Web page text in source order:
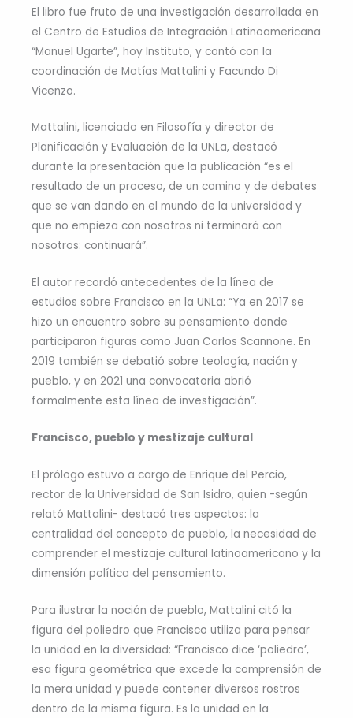
El libro fue fruto de una investigación desarrollada en
el Centro de Estudios de Integración Latinoamericana
“Manuel Ugarte”, hoy Instituto, y contó con la
coordinación de Matías Mattalini y Facundo Di
Vicenzo.
Mattalini, licenciado en Filosofía y director de
Planificación y Evaluación de la UNLa, destacó
durante la presentación que la publicación “es el
resultado de un proceso, de un camino y de debates
que se van dando en el mundo de la universidad y
que no empieza con nosotros ni terminará con
nosotros: continuará”.
El autor recordó antecedentes de la línea de
estudios sobre Francisco en la UNLa: “Ya en 2017 se
hizo un encuentro sobre su pensamiento donde
participaron figuras como Juan Carlos Scannone. En
2019 también se debatió sobre teología, nación y
pueblo, y en 2021 una convocatoria abrió
formalmente esta línea de investigación”.
Francisco, pueblo y mestizaje cultural
El prólogo estuvo a cargo de Enrique del Percio,
rector de la Universidad de San Isidro, quien -según
relató Mattalini- destacó tres aspectos: la
centralidad del concepto de pueblo, la necesidad de
comprender el mestizaje cultural latinoamericano y la
dimensión política del pensamiento.
Para ilustrar la noción de pueblo, Mattalini citó la
figura del poliedro que Francisco utiliza para pensar
la unidad en la diversidad: “Francisco dice ‘poliedro’,
esa figura geométrica que excede la comprensión de
la mera unidad y puede contener diversos rostros
dentro de la misma figura. Es la unidad en la